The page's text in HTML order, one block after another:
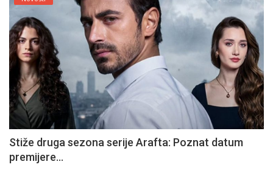
Stiže druga sezona serije Arafta: Poznat datum
premijere...